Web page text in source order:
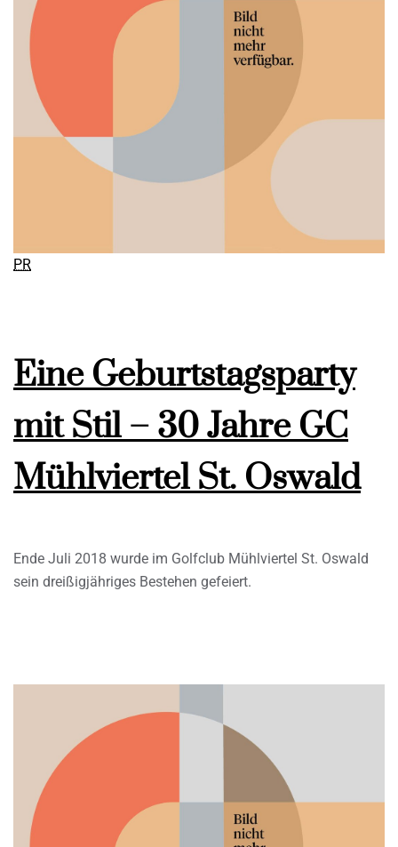
PR
Eine Geburtstagsparty
mit Stil – 30 Jahre GC
Mühlviertel St. Oswald
Ende Juli 2018 wurde im Golfclub Mühlviertel St. Oswald
sein dreißigjähriges Bestehen gefeiert.